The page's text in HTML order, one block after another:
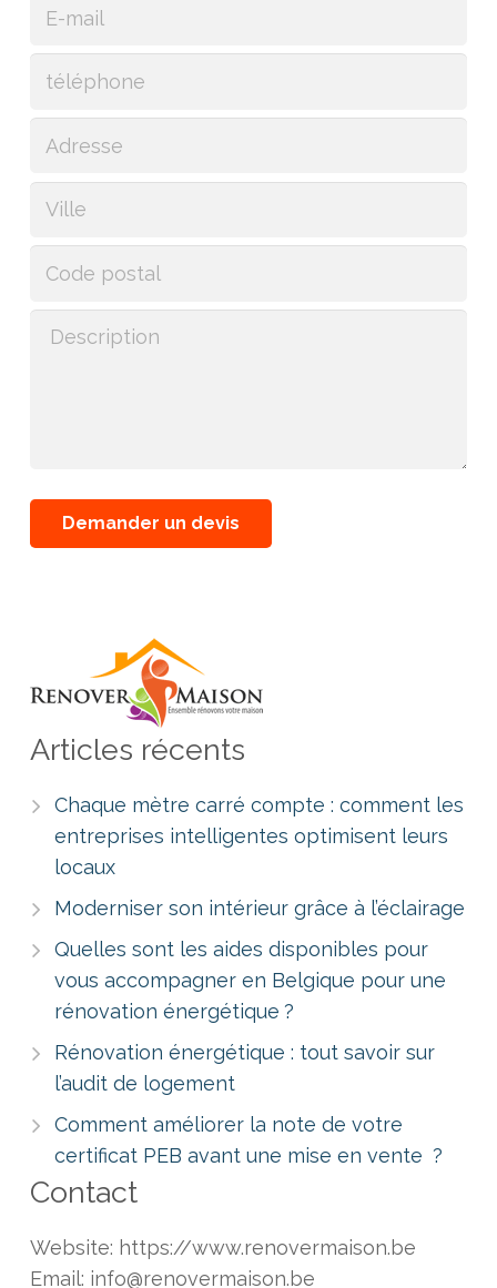
Articles récents
Chaque mètre carré compte : comment les
entreprises intelligentes optimisent leurs
locaux
Moderniser son intérieur grâce à l’éclairage
Quelles sont les aides disponibles pour
vous accompagner en Belgique pour une
rénovation énergétique ?
Rénovation énergétique : tout savoir sur
l’audit de logement
Comment améliorer la note de votre
certificat PEB avant une mise en vente ?
Contact
Website: https://www.renovermaison.be
Email: info@renovermaison.be